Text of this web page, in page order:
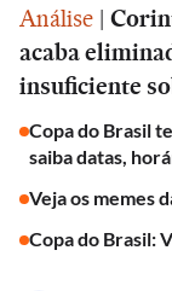
Análise |
acaba
insuficiente
Copa do Brasil
saiba datas,
Veja os memes
Copa do Brasil: